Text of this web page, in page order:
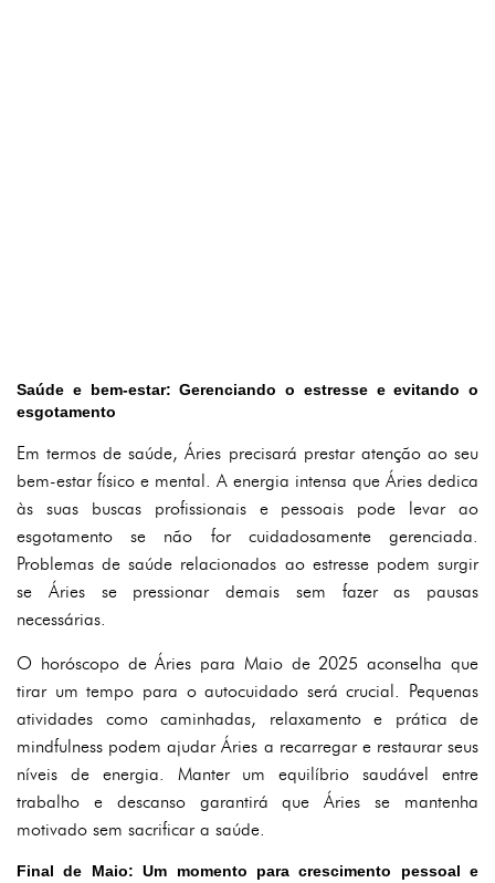
Saúde e bem-estar: Gerenciando o estresse e evitando o
esgotamento
Em termos de saúde, Áries precisará prestar atenção ao seu
bem-estar físico e mental. A energia intensa que Áries dedica
às suas buscas profissionais e pessoais pode levar ao
esgotamento se não for cuidadosamente gerenciada.
Problemas de saúde relacionados ao estresse podem surgir
se Áries se pressionar demais sem fazer as pausas
necessárias.
O horóscopo de Áries para Maio de 2025 aconselha que
tirar um tempo para o autocuidado será crucial. Pequenas
atividades como caminhadas, relaxamento e prática de
mindfulness podem ajudar Áries a recarregar e restaurar seus
níveis de energia. Manter um equilíbrio saudável entre
trabalho e descanso garantirá que Áries se mantenha
motivado sem sacrificar a saúde.
Final de Maio: Um momento para crescimento pessoal e